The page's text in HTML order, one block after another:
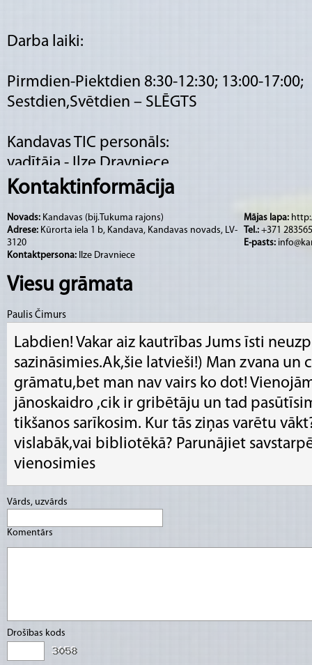
Darba laiki:
Pirmdien-Piektdien 8:30-12:30; 13:00-17:00;
Sestdien,Svētdien – SLĒGTS
Kandavas TIC personāls:
vadītāja - Ilze Dravniece
tūrisma informācijas konsultante - Anda
Kandavas Tūrisma informācijas centrs
- tūrisma informāciju par Kandavas pilsētu,
ārvalstīm,
- lidmašīnu biļetes (reģistrēšanos
starptautisko autobusu biļetes,
- gidus,
- ceļojumus (piemēram, SIA "IMPRO
- suvenīrus,
- kopēšanu,
- printēšanu,
- kā arī citus pakalpojumus.
Kontaktinformācija
Novads: Kandavas (bij.Tukuma rajons)
Adrese: Kūrorta iela 1 b, Kandava, Kandavas novads, LV-
3120
Kontaktpersona: Ilze Dravniece
Mājas lapa:
Tel.: +371
E-pasts:
Viesu grāmata
Paulis Čimurs
Labdien! Vakar aiz kautrības Jums īsti
sazināsimies.Ak,šie latvieši!) Man zvana un
grāmatu,bet man nav vairs ko dot!
jānoskaidro ,cik ir gribētāju un tad
tikšanos sarīkosim. Kur tās ziņas varētu
vislabāk,vai bibliotēkā? Parunājiet
vienosimies
Vārds, uzvārds
Komentārs
Drošības kods